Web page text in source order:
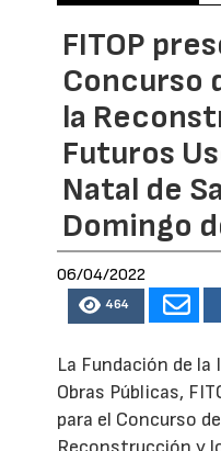
FITOP
Concurso
la
Futuros
Natal de
Domingo
06/04/2022
464
La Fundación de la
Obras Públicas,
para el Concurso